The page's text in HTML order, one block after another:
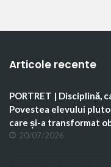
Articole recente
PORTRET | Disciplină,
Povestea elevului
care și-a transformat
20/07/2026